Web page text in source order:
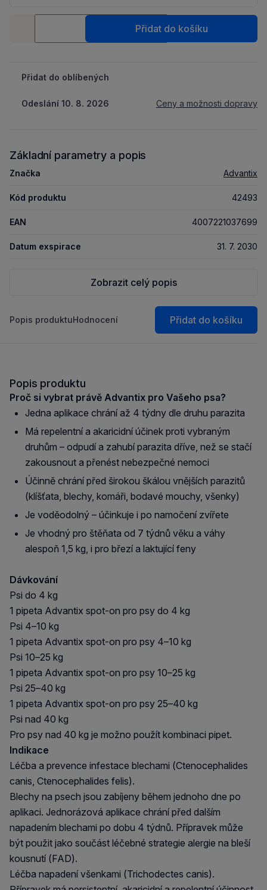
+
Přidat do košíku
Přidat do oblíbených
Odeslání 10. 8. 2026 Ceny a možnosti dopravy
Základní parametry a popis
Značka Advantix
Kód produktu 42493
EAN 4007221037699
Datum exspirace 31. 7. 2030
Zobrazit celý popis
Popis produktuHodnocení Přidat do košíku
Popis produktu
Proč si vybrat právě Advantix pro Vašeho psa?
Jedna aplikace chrání až 4 týdny dle druhu parazita
Má repelentní a akaricidní účinek proti vybraným
druhům – odpudí a zahubí parazita dříve, než se stačí
zakousnout a přenést nebezpečné nemoci
Účinně chrání před širokou škálou vnějších parazitů
(klíšťata, blechy, komáři, bodavé mouchy, všenky)
Je voděodolný – účinkuje i po namočení zvířete
Je vhodný pro štěňata od 7 týdnů věku a váhy
alespoň 1,5 kg, i pro březí a laktující feny
Dávkování
Psi do 4 kg
1 pipeta Advantix spot-on pro psy do 4 kg
Psi 4–10 kg
1 pipeta Advantix spot-on pro psy 4–10 kg
Psi 10–25 kg
1 pipeta Advantix spot-on pro psy 10–25 kg
Psi 25–40 kg
1 pipeta Advantix spot-on pro psy 25–40 kg
Psi nad 40 kg
Pro psy nad 40 kg je možno použít kombinaci pipet.
Indikace
Léčba a prevence infestace blechami (Ctenocephalides
canis, Ctenocephalides felis).
Blechy na psech jsou zabíjeny během jednoho dne po
aplikaci. Jednorázová aplikace chrání před dalším
napadením blechami po dobu 4 týdnů. Přípravek může
být použit jako součást léčebné strategie alergie na bleší
kousnutí (FAD).
Léčba napadení všenkami (Trichodectes canis).